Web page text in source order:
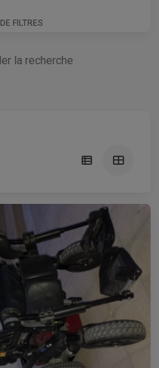
FILTRES
la recherche